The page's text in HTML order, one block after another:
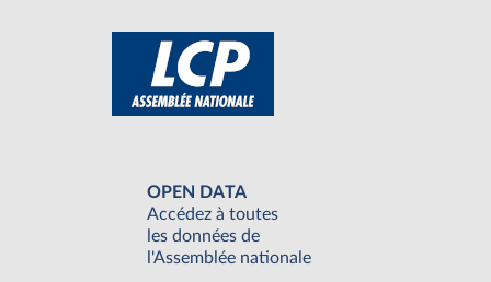
OPEN DATA
Accédez à toutes
les données de
l'Assemblée nationale